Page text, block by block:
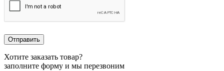
Хотите заказать товар?
заполните форму и мы перезвоним